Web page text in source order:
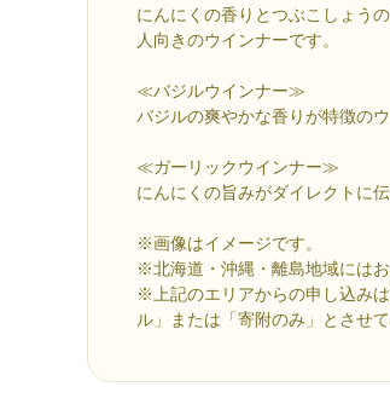
にんにくの香りとつぶこしょう
人向きのウインナーです。
≪バジルウインナー≫
バジルの爽やかな香りが特徴のウ
≪ガーリックウインナー≫
にんにくの旨みがダイレクトに
※画像はイメージです。
※北海道・沖縄・離島地域にはお
※上記のエリアからの申し込み
ル」または「寄附のみ」とさせ